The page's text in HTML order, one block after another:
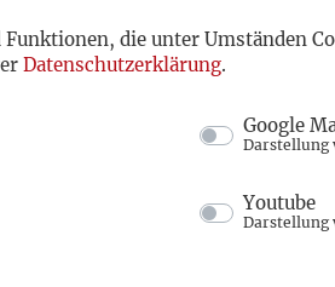
die unter Umständen
Datenschutzerklärung.
Google
Darstellung
Youtube
Darstellung